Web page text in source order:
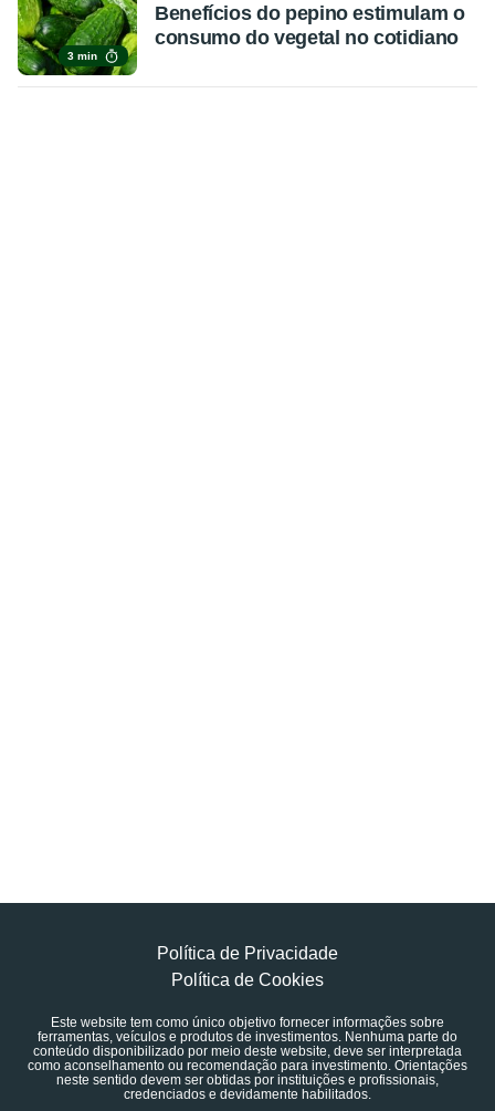
3 min
Benefícios do pepino estimulam o
consumo do vegetal no cotidiano
Política de Privacidade
Política de Cookies
Este website tem como único objetivo fornecer informações sobre
ferramentas, veículos e produtos de investimentos. Nenhuma parte do
conteúdo disponibilizado por meio deste website, deve ser interpretada
como aconselhamento ou recomendação para investimento. Orientações
neste sentido devem ser obtidas por instituições e profissionais,
credenciados e devidamente habilitados.